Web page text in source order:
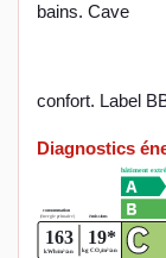
bains. Cave
confort. Label
Diagnostics